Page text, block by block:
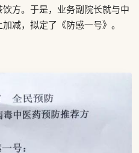
方。于是，业务副院长就与中
减，拟定了《防感一号》。